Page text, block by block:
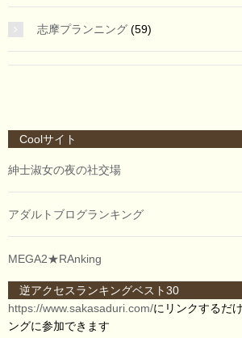
志摩プランニング (59)
Coolサイト
紳士淑女の夜の社交場
アダルトブログランキング
MEGA2★RAnking
逆アクセスランキングベスト30
https://www.sakasaduri.com/にリンクするだ
ングに参加できます